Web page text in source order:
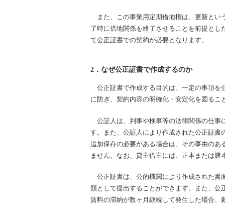
また、この事業用定期借地権は、更新とい
了時に借地関係を終了させることを前提と
て公正証書での契約が必要となります。
2．なぜ公正証書で作成するのか
公正証書で作成する目的は、一定の事項を
に防ぎ、契約内容の明確化・安定化を図るこ
公証人は、判事や検事等の法律関係の仕事
す。また、公証人により作成された公正証
追加保存の必要がある場合は、その事由の
ません。なお、貸主借主には、正本または謄
公正証書は、公的機関により作成された書
類として提出することができます。また、
賃料の滞納が数ヶ月継続して発生した場合